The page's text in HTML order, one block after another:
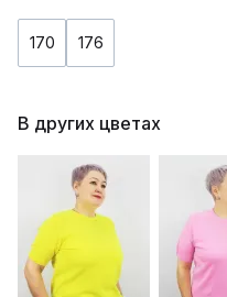
170 176
В других цветах